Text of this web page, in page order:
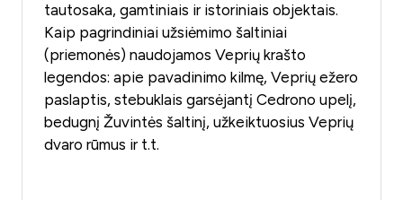
tautosaka, gamtiniais ir istoriniais objektais.
Kaip pagrindiniai užsiėmimo šaltiniai
(priemonės) naudojamos Veprių krašto
legendos: apie pavadinimo kilmę, Veprių ežero
paslaptis, stebuklais garsėjantį Cedrono upelį,
bedugnį Žuvintės šaltinį, užkeiktuosius Veprių
dvaro rūmus ir t.t.